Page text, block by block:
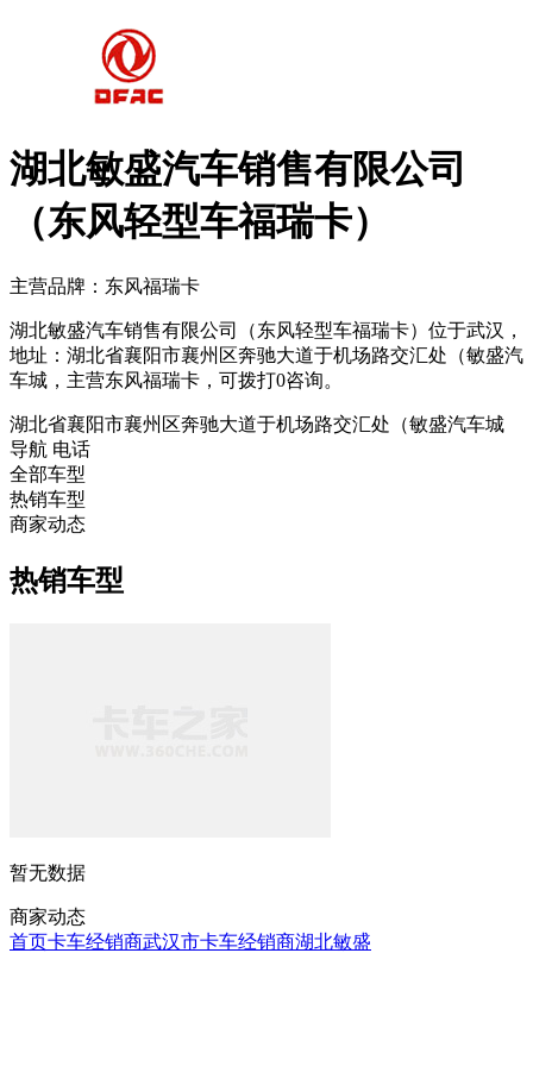
湖北敏盛汽车销售有限公司
（东风轻型车福瑞卡）
主营品牌：东风福瑞卡
湖北敏盛汽车销售有限公司（东风轻型车福瑞卡）位于武汉，
地址：湖北省襄阳市襄州区奔驰大道于机场路交汇处（敏盛汽
车城，主营东风福瑞卡，可拨打0咨询。
湖北省襄阳市襄州区奔驰大道于机场路交汇处（敏盛汽车城
导航 电话
全部车型
热销车型
商家动态
热销车型
暂无数据
商家动态
首页卡车经销商武汉市卡车经销商湖北敏盛